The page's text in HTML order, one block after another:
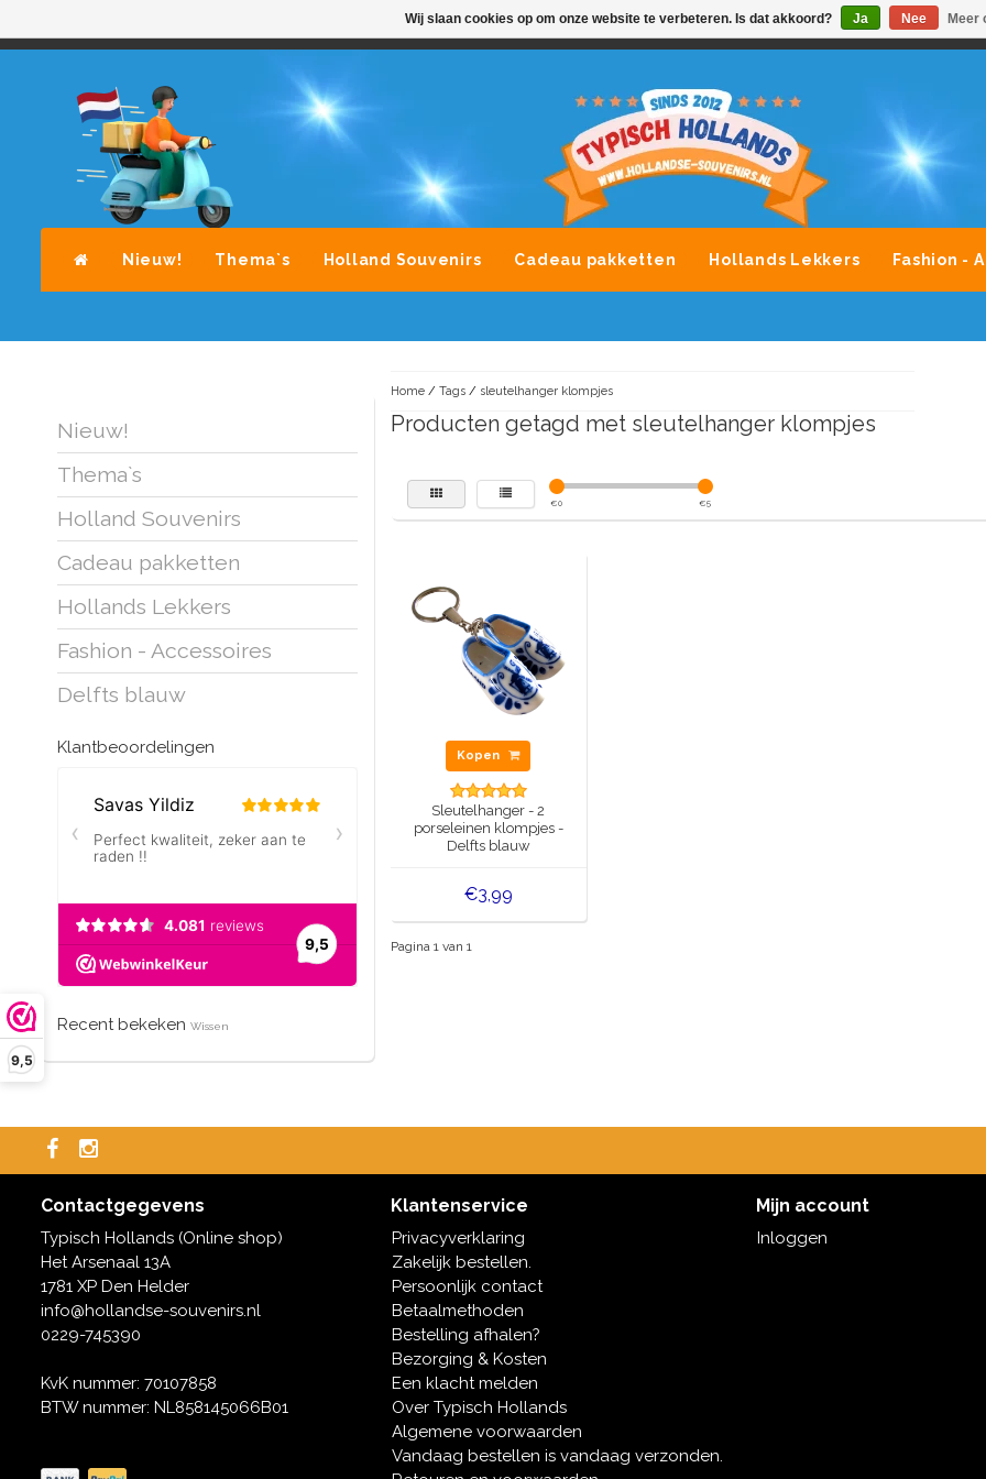
9,5
AVONDLEVERING MOGELIJK ALLE MERKEN SOUVENIRS
Nieuw! Thema`s Holland Souvenirs Cadeau pakketten Hollands Lekkers Fashion -
Nieuw!
Thema`s
Holland Souvenirs
Cadeau pakketten
Hollands Lekkers
Fashion - Accessoires
Delfts blauw
Klantbeoordelingen
Recent bekeken Wissen
Home/ Tags/ sleutelhanger klompjes
Producten getagd met sleutelhanger klompjes
€0 €5
Kopen
Sleutelhanger - 2
porseleinen klompjes -
Delfts blauw
€3,99
Pagina 1 van 1
Contactgegevens
Typisch Hollands (Online shop)
Het Arsenaal 13A
1781 XP Den Helder
info@hollandse-souvenirs.nl
0229-745390
KvK nummer: 70107858
BTW nummer: NL858145066B01
Klantenservice
Privacyverklaring
Zakelijk bestellen.
Persoonlijk contact
Betaalmethoden
Bestelling afhalen?
Bezorging & Kosten
Een klacht melden
Over Typisch Hollands
Algemene voorwaarden
Vandaag bestellen is vandaag verzonden.
Mijn account
Inloggen
Wij slaan cookies op om onze website te verbeteren. Is dat akkoord? Ja Nee Meer